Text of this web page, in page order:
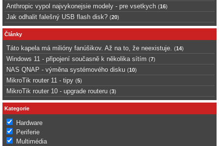
Anthropic vypol najvykonejsie modely - pre vsetkych (16)
Jak odhalit falešný USB flash disk? (20)
Články
Táto kapela má milióny fanúšikov. Až na to, že neexistuje. (14)
Windows 11 - připojení současně k několika sítím (7)
NAS QNAP - výměna systémového disku (10)
MikroTik router 11 - tipy (5)
MikroTik router 10 - upgrade routeru (3)
Kategorie
Hardware
Periferie
Multimédia